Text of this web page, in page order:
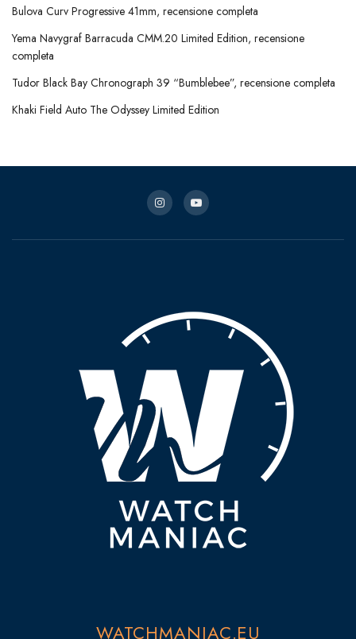
Bulova Curv Progressive 41mm, recensione completa
Yema Navygraf Barracuda CMM.20 Limited Edition, recensione
completa
Tudor Black Bay Chronograph 39 “Bumblebee”, recensione completa
Khaki Field Auto The Odyssey Limited Edition
WATCHMANIAC.EU